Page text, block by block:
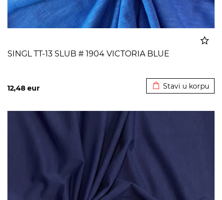
SINGL TT-13 SLUB # 1904 VICTORIA BLUE
12,48 eur Stavi u korpu